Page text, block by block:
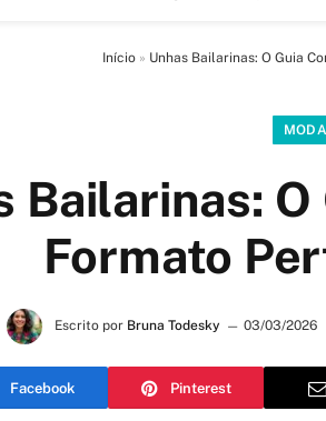
Início» Unhas Bailarinas: O Guia
Bailarinas:
Formato
Escrito por Bruna Todesky 03/03/2026
Facebook Pinterest